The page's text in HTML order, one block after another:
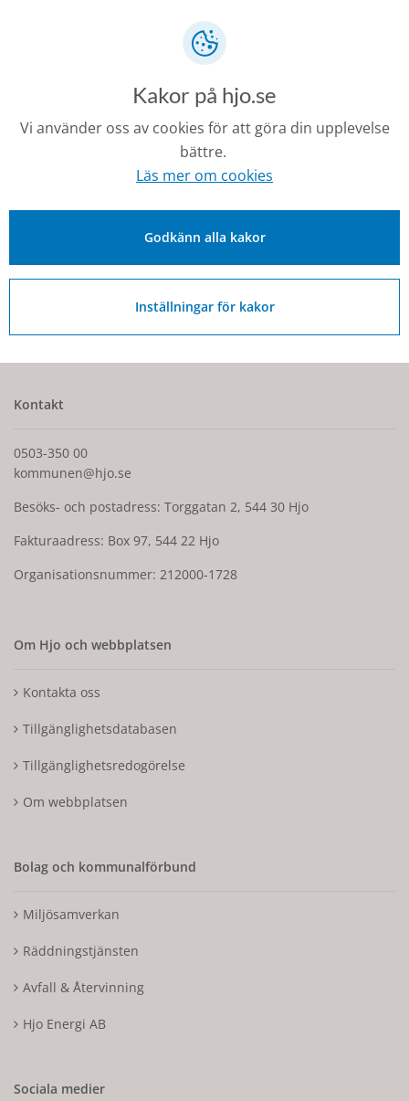
Utemagasinet
Vi
Noll27
Senast ändrad:
Kontakt
0503-350 00
kommunen@hjo.se
Besöks- och postadress: Torggatan 2, 544 30 Hjo
Fakturaadress: Box 97, 544 22 Hjo
Organisationsnummer: 212000-1728
Om Hjo och webbplatsen
Kontakta oss
Tillgänglighetsdatabasen
Tillgänglighetsredogörelse
Om webbplatsen
Bolag och kommunalförbund
Miljösamverkan
Räddningstjänsten
Avfall & Återvinning
Hjo Energi AB
Sociala medier
Kakor på hjo.se
Vi använder oss av cookies för att göra din upplevelse
bättre.
Läs mer om cookies
Godkänn alla kakor
Inställningar för kakor